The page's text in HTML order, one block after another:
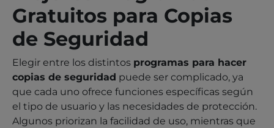
Gratuitos para Copias
de Seguridad
Elegir entre los distintos programas para hacer
copias de seguridad puede ser complicado, ya
que cada uno ofrece funciones específicas según
el tipo de usuario y las necesidades de protección.
Algunos priorizan la facilidad de uso, mientras que